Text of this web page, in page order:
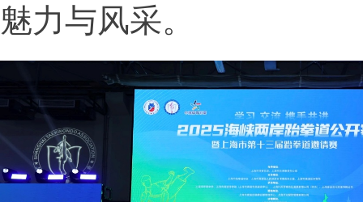
魅力与风采。